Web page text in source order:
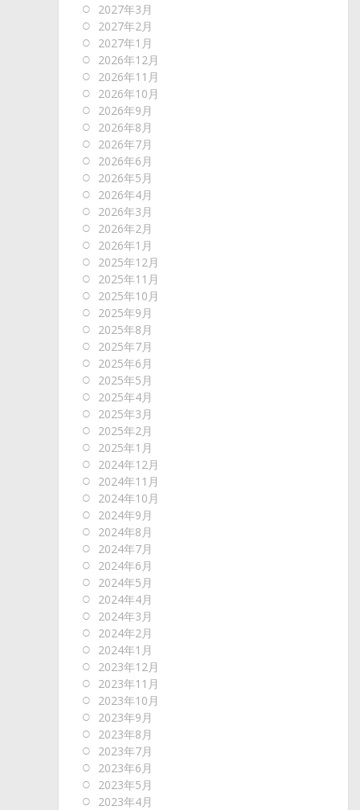
2027年3月
2027年2月
2027年1月
2026年12月
2026年11月
2026年10月
2026年9月
2026年8月
2026年7月
2026年6月
2026年5月
2026年4月
2026年3月
2026年2月
2026年1月
2025年12月
2025年11月
2025年10月
2025年9月
2025年8月
2025年7月
2025年6月
2025年5月
2025年4月
2025年3月
2025年2月
2025年1月
2024年12月
2024年11月
2024年10月
2024年9月
2024年8月
2024年7月
2024年6月
2024年5月
2024年4月
2024年3月
2024年2月
2024年1月
2023年12月
2023年11月
2023年10月
2023年9月
2023年8月
2023年7月
2023年6月
2023年5月
2023年4月